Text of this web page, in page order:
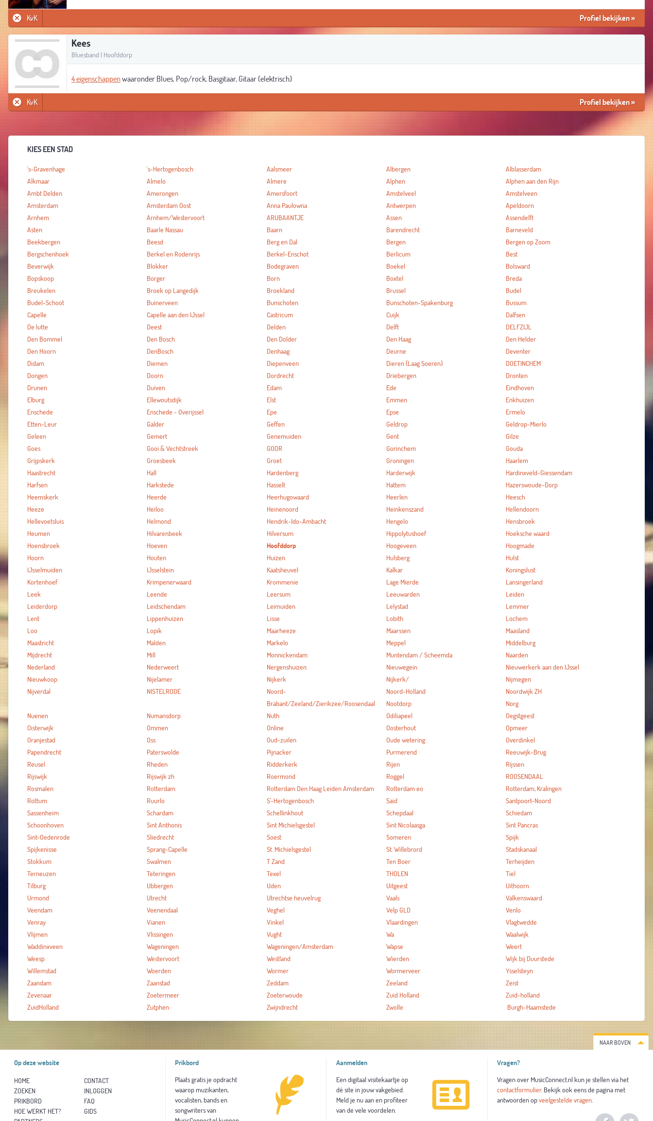
KvK Profiel bekijken»
Kees
Bluesband | Hoofddorp
4 eigenschappenwaaronder Blues, Pop/rock, Basgitaar, Gitaar (elektrisch)
KvK Profiel bekijken»
KIES EEN STAD
's-Gravenhage 's-Hertogenbosch Aalsmeer Albergen
Alblasserdam
Alkmaar
Almelo Almere Alphen
Alphen aan den Rijn
Ambt Delden
Amerongen Amersfoort Amstelveel
Amstelveen
Amsterdam
Amsterdam Oost Anna Paulowna Antwerpen
Apeldoorn
Arnhem
Arnhem/Westervoort ARUBAANTJE Assen
Assendelft
Asten
Baarle Nassau Baarn Barendrecht
Barneveld
Beekbergen
Beesd Berg en Dal Bergen
Bergen op Zoom
Bergschenhoek
Berkel en Rodenrijs Berkel-Enschot Berlicum
Best
Beverwijk
Blokker Bodegraven Boekel
Bolsward
Bopskoop
Borger Born Boxtel
Breda
Breukelen
Broek op Langedijk Broekland Brussel
Budel
Budel-Schoot
Buinerveen Bunschoten Bunschoten-Spakenburg
Bussum
Capelle
Capelle aan den IJssel Castricum Cuijk
Dalfsen
De lutte
Deest Delden Delft
DELFZIJL
Den Bommel
Den Bosch Den Dolder Den Haag
Den Helder
Den Hoorn
DenBosch Denhaag Deurne
Deventer
Didam
Diemen Diepenveen Dieren (Laag Soeren)
DOETINCHEM
Dongen
Doorn Dordrecht Driebergen
Dronten
Drunen
Duiven Edam Ede
Eindhoven
Elburg
Ellewoutsdijk Elst Emmen
Enkhuizen
Enschede
Enschede - Overijssel Epe Epse
Ermelo
Etten-Leur
Galder Geffen Geldrop
Geldrop-Mierlo
Geleen
Gemert Genemuiden Gent
Gilze
Goes
Gooi & Vechtstreek GOOR Gorinchem
Gouda
Grijpskerk
Groesbeek Groet Groningen
Haarlem
Haastrecht
Hall Hardenberg Harderwijk
Hardinxveld-Giessendam
Harfsen
Harkstede Hasselt Hattem
Hazerswoude-Dorp
Heemskerk
Heerde Heerhugowaard Heerlen
Heesch
Heeze
Heiloo Heinenoord Heinkenszand
Hellendoorn
Hellevoetsluis
Helmond Hendrik-Ido-Ambacht Hengelo
Hensbroek
Heumen
Hilvarenbeek Hilversum Hippolytushoef
Hoeksche waard
Hoensbroek
Hoeven Hoofddorp Hoogeveen
Hoogmade
Hoorn
Houten Huizen Hulsberg
Hulst
IJsselmuiden
IJsselstein Kaatsheuvel Kalkar
Koningslust
Kortenhoef
Krimpenerwaard Krommenie Lage Mierde
Lansingerland
Leek
Leende Leersum Leeuwarden
Leiden
Leiderdorp
Leidschendam Leimuiden Lelystad
Lemmer
Lent
Lippenhuizen Lisse Lobith
Lochem
Loo
Lopik Maarheeze Maarssen
Maasland
Maastricht
Malden Markelo Meppel
Middelburg
Mijdrecht
Mill Monnickendam Muntendam / Scheemda
Naarden
Nederland
Nederweert Nergenshuizen Nieuwegein
Nieuwerkerk aan den IJssel
Nieuwkoop
Nijelamer Nijkerk Nijkerk/
Nijmegen
Nijverdal
NISTELRODE
Noord-
Brabant/Zeeland/Zierikzee/Roosendaal
Noord-Holland
Noordwijk ZH
Nootdorp
Norg
Nuenen
Numansdorp Nuth Odiliapeel
Oegstgeest
Oisterwijk
Ommen Online Oosterhout
Opmeer
Oranjestad
Oss Oud-zuilen Oude wetering
Overdinkel
Papendrecht
Paterswolde Pijnacker Purmerend
Reeuwijk-Brug
Reusel
Rheden Ridderkerk Rijen
Rijssen
Rijswijk
Rijswijk zh Roermond Roggel
ROOSENDAAL
Rosmalen
Rotterdam Rotterdam Den Haag Leiden Amsterdam Rotterdam eo
Rotterdam, Kralingen
Rottum
Ruurlo S'-Hertogenbosch Said
Santpoort-Noord
Sassenheim
Schardam Schellinkhout Schepdaal
Schiedam
Schoonhoven
Sint Anthonis Sint Michielsgestel Sint Nicolaasga
Sint Pancras
Sint-Oedenrode
Sliedrecht Soest Someren
Spijk
Spijkenisse
Sprang-Capelle St. Michielsgestel St. Willebrord
Stadskanaal
Stokkum
Swalmen T Zand Ten Boer
Terheijden
Terneuzen
Teteringen Texel THOLEN
Tiel
Tilburg
Ubbergen Uden Uitgeest
Uithoorn
Urmond
Utrecht Utrechtse heuvelrug Vaals
Valkenswaard
Veendam
Veenendaal Veghel Velp GLD
Venlo
Venray
Vianen Vinkel Vlaardingen
Vlagtwedde
Vlijmen
Vlissingen Vught Wa
Waalwijk
Waddinxveen
Wageningen Wageningen/Amsterdam Wapse
Weert
Weesp
Westervoort Westland Wierden
Wijk bij Duurstede
Willemstad
Woerden Wormer Wormerveer
Ysselsteyn
Zaandam
Zaanstad Zeddam Zeeland
Zeist
Zevenaar
Zoetermeer Zoeterwoude Zuid Holland
Zuid-holland
ZuidHolland
Zutphen Zwijndrecht Zwolle Burgh-Haamstede
NAAR BOVEN
Op deze website
HOME
CONTACT
ZOEKEN
INLOGGEN
PRIKBORD
FAQ
HOE WERKT HET?
GIDS
Prikbord
Plaats gratis je opdracht
waarop muzikanten,
vocalisten, bands en
songwriters van
Aanmelden
Een digitaal visitekaartje op
dé site in jouw vakgebied.
Meld je nu aan en profiteer
van de vele voordelen.
Vragen?
Vragen over MusicConnect.nl kun je stellen via het
contactformulier. Bekijk ook eens de pagina met
antwoorden opveelgestelde vragen.